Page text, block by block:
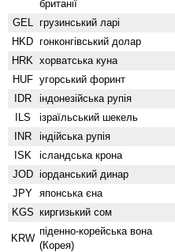
британії
GEL грузинський ларі
HKD гонконгівський долар
HRK хорватська куна
HUF угорський форинт
IDR індонезійська рупія
ILS ізраїльський шекель
INR індійська рупія
ISK ісландська крона
JOD іорданський динар
JPY японська єна
KGS киргизький сом
KRW
піденно-корейська вона
(Корея)